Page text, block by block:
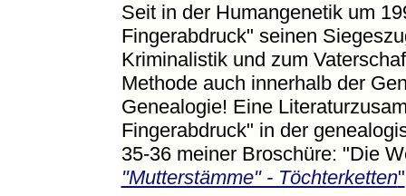
Seit in der Humangenetik um
Fingerabdruck" seinen
Kriminalistik und zum
Methode auch innerhalb der
Genealogie! Eine
Fingerabdruck" in der
35-36 meiner Broschüre: "Die
"Mutterstämme" - Töchterketten"